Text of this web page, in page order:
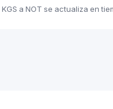
a NOT se actualiza en